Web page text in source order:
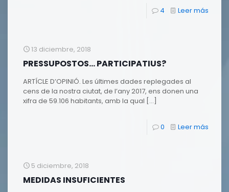
4 Leer más
13 diciembre, 2018
PRESSUPOSTOS… PARTICIPATIUS?
ARTÍCLE D’OPINIÓ. Les últimes dades replegades al
cens de la nostra ciutat, de l’any 2017, ens donen una
xifra de 59.106 habitants, amb la qual […]
0 Leer más
5 diciembre, 2018
MEDIDAS INSUFICIENTES